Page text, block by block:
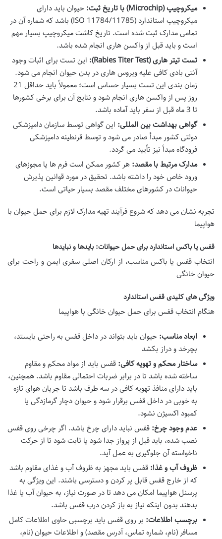
میکروچیپ (Microchip) با تاریخ ثبت:
حیوان باید دارای
میکروچیپ استاندارد (ISO 11784/11785) باشد که شماره آن در
تمامی مدارک ثبت شده است. تاریخ کاشت میکروچیپ بسیار مهم
است و باید قبل از واکسن هاری انجام شده باشد.
تست تیتر هاری (Rabies Titer Test):
این تست برای اثبات وجود
آنتی بادی کافی علیه ویروس هاری در بدن حیوان انجام می شود.
زمان بندی این تست بسیار حساس است؛ معمولاً باید حداقل 21
روز پس از واکسن هاری انجام شود و نتایج آن برای برخی کشورها
تا 3 ماه قبل از سفر باید آماده باشد.
گواهی بهداشت بین المللی: این گواهی توسط سازمان دامپزشکی
دولتی کشور مبدأ صادر می شود و توسط قرنطینه دامپزشکی
فرودگاه مبدأ نیز تأیید می گردد.
مدارک مرتبط با مقصد: هر کشور ممکن است فرم ها یا مجوزهای
ورود خاص خود را داشته باشد. تحقیق در موردقوانین پذیرش
حیوانات در کشورهای مختلف مقصد بسیار حیاتی است.
تجربه نشان می دهد که شروع فرآیند تهیه مدارک لازم برای حمل حیوان با
هواپیما
قفس یا باکس استاندارد برای حمل حیوانات: بایدها و نبایدها
انتخاب قفس یا باکس مناسب، از ارکان اصلی سفری ایمن و راحت برای
حیوان خانگی
ویژگی های کلیدی قفس استاندارد
هنگام انتخاب قفس برایحمل حیوان خانگی با هواپیما
ابعاد مناسب: حیوان باید بتواند در داخل قفس به راحتی بایستد،
بچرخد و دراز بکشد
ساختار محکم و تهویه کافی: قفس باید از مواد محکم و مقاوم
ساخته شده باشد تا در برابر ضربات احتمالی مقاوم باشد. همچنین،
باید دارای منافذ تهویه کافی در سه طرف باشد تا جریان هوای تازه
به خوبی در داخل قفس برقرار شود و حیوان دچار گرمازدگی یا
کمبود اکسیژن نشود.
عدم وجود چرخ: قفس نباید دارای چرخ باشد. اگر چرخی روی قفس
نصب شده، باید قبل از پرواز جدا شود یا ثابت شود تا از حرکت
ناخواسته آن جلوگیری به عمل آید.
ظروف آب و غذا: قفس باید مجهز به ظروف آب و غذای مقاوم باشد
که از خارج قفس قابل پر کردن و دسترسی باشند. این ویژگی به
پرسنل هواپیما امکان می دهد تا در صورت نیاز، به حیوان آب یا غذا
بدهند بدون اینکه نیاز به باز کردن درب قفس باشد.
برچسب اطلاعات: بر روی قفس باید برچسبی حاوی اطلاعات کامل
مسافر (نام، شماره تماس، آدرس مقصد) و اطلاعات حیوان (نام،